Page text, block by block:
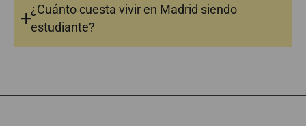
¿Cuánto cuesta vivir en Madrid siendo
estudiante?